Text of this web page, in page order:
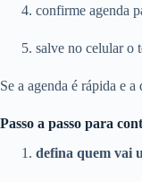
confirme agenda
salve no celular o
Se a agenda é rápida e
Passo a passo para
defina quem vai